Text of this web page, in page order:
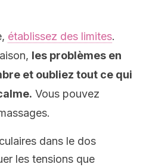
établissez des limites.
les problèmes en
et oubliez tout ce qui
Vous pouvez
dans le dos
les tensions que